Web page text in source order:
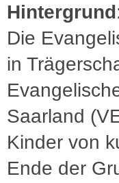
Hintergrund
Die
in
Saarland
Kinder von
Ende der